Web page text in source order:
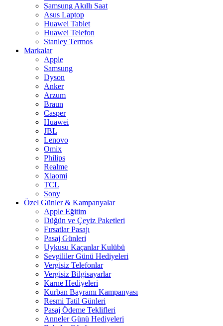
Samsung Akıllı Saat
Asus Laptop
Huawei Tablet
Huawei Telefon
Stanley Termos
Markalar
Apple
Samsung
Dyson
Anker
Arzum
Braun
Casper
Huawei
JBL
Lenovo
Omix
Philips
Realme
Xiaomi
TCL
Sony
Özel Günler & Kampanyalar
Apple Eğitim
Düğün ve Çeyiz Paketleri
Fırsatlar Pasajı
Pasaj Günleri
Uykusu Kaçanlar Kulübü
Sevgililer Günü Hediyeleri
Vergisiz Telefonlar
Vergisiz Bilgisayarlar
Karne Hediyeleri
Kurban Bayramı Kampanyası
Resmi Tatil Günleri
Pasaj Ödeme Teklifleri
Anneler Günü Hediyeleri